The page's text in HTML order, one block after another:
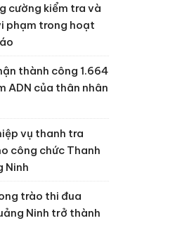
cường kiểm tra và
phạm trong hoạt
thành công 1.664
ADN của thân nhân
vụ thanh tra
công chức Thanh
Ninh
trào thi đua
Ninh trở thành